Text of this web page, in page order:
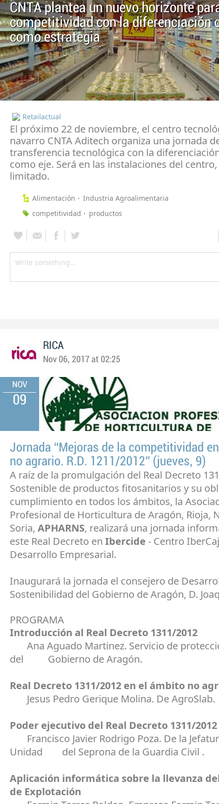
CNTA plantea un nuevo horizonte
competitividad con la diferenciación
como estrategia
Retailactual
El próximo 22 de noviembre, el centro
navarro CNTA Aditech organiza una jornada
transferencia tecnológica con la
como eje. Será en las instalaciones del
limitado.
Alimentación
Industria Agroalimentaria
competitividad
productos
RICA
Nov 06, 2017 at 02:25
NOV
09
Jornada “Mejoras de la competitividad
no agrario. R.D. 1211/2012” (jueves, 9)
A raíz de la promulgación del Real Decreto
Sostenible de productos fitosanitarios y su
cumplimiento en todos los ámbitos, la
Profesional de Horticultura de Aragón, Rioja,
Soria, APHARNS, realizará una jornada
este Real Decreto en Ibercide - Centro
Desarrollo Empresarial.
Inaugurará la jornada el consejero de
Sostenibilidad del Gobierno de Aragón, D.
PROGRAMA
Introducción al Real Decreto 1311/2012
Ana Aguado Martinez. Servicio de
del Gobierno de Aragón.
Real Decreto 1311/2012 en el ámbito no
Jesus Pedro Gerique Molina. De AgroSlab.
Poder ejecutivo del Real Decreto 1311/2012
Francisco Javier Rodrigo Poza. De la
Unidad del Seprona de la Guardia Civil .
Aplicación informática sobre la llevanza
de Explotación